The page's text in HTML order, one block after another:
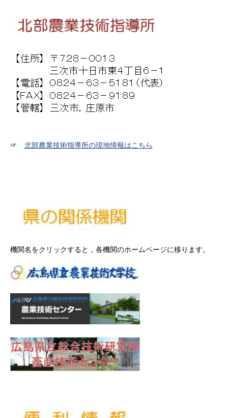
☞ 北部農業技術指導所の現地情報はこちら
機関名をクリックすると，各機関のホームページに移ります。